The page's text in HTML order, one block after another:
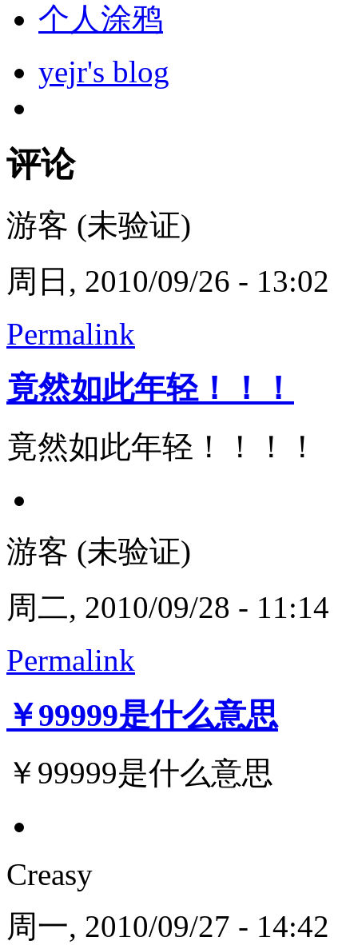
个人涂鸦
yejr's blog
评论
游客 (未验证)
周日, 2010/09/26 - 13:02
Permalink
竟然如此年轻！！！
竟然如此年轻！！！！
游客 (未验证)
周二, 2010/09/28 - 11:14
Permalink
￥99999是什么意思
￥99999是什么意思
Creasy
周一, 2010/09/27 - 14:42